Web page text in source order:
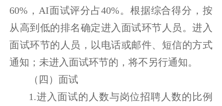
60%，AI面试评分占40%。根据综合得分，按
从高到低的排名确定进入面试环节人员。进入
面试环节的人员，以电话或邮件、短信的方式
通知；未进入面试环节的，将不另行通知。
（四）面试
1.进入面试的人数与岗位招聘人数的比例